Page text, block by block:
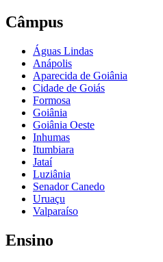
Câmpus
Águas Lindas
Anápolis
Aparecida de Goiânia
Cidade de Goiás
Formosa
Goiânia
Goiânia Oeste
Inhumas
Itumbiara
Jataí
Luziânia
Senador Canedo
Uruaçu
Valparaíso
Ensino